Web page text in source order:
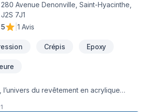
280 Avenue Denonville, Saint-Hyacinthe,
J2S 7J1
5
1 Avis
Crépis Epoxy
l’univers du revêtement en acrylique
en génération, cette expertise n’a